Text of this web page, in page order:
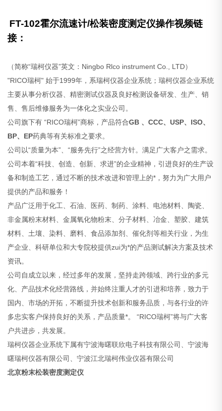
FT-102霍尔流速计/松装密度测定仪操作视频链
接：
（简称“瑞柯仪器”英文：Ningbo Rlco instrument Co., LTD）
"RICO瑞柯" 始于1999年，系瑞柯仪器企业系统；瑞柯仪器企业系统
主要从事分析仪器、精密测试仪器及良好检测设备研发、生产、销
售、售后维修服务为一体化之实业公司。
公司旗下有 “RICO瑞柯”商标，产品符合GB 、CCC、USP、ISO、
BP、EP药典等有关标准之要求。
公司以“质量为本”、“服务先行”之经营方针。满足广大客户之需求。
公司本着“科技、创造、创新、求进”的企业精神，引进良好的生产设
备和制造工艺，通过不断的技术改进和管理上的*，努力为广大用户
提供的产品和服务！
产品广泛用于化工、石油、医药、制药、涂料、电池材料、陶瓷、
非金属粉末材料、金属氧化物粉末、分子材料、冶金、塑胶、建筑
材料、土壤、染料、磨料、食品添加剂、催化剂等相关行业，为生
产企业、科研单位和大专院校提供zui为*的产品测试解决方案及技术
资讯。
公司自成立以来，经过多年的发展，坚持走跨领域、跨行业的多元
化、产品技术化经营路线，并始终注重人才的引进和培养，致力于
国内、市场的开拓，不断提升技术创新和服务品质，与各行业的许
多忠实客户保持良好的关系，产品质量*。 “RICO瑞柯”将与广大客
户共进步，共发展。
瑞柯仪器企业系统下属有宁波海曙联欣电子科技有限公司、宁波海
曙瑞柯仪器有限公司、宁波江北瑞柯伟业仪器有限公司
北京粉末松装密度测定仪